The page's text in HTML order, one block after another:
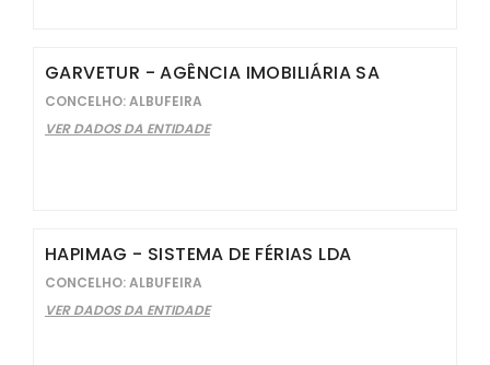
GARVETUR - AGÊNCIA IMOBILIÁRIA SA
CONCELHO: ALBUFEIRA
VER DADOS DA ENTIDADE
HAPIMAG - SISTEMA DE FÉRIAS LDA
CONCELHO: ALBUFEIRA
VER DADOS DA ENTIDADE